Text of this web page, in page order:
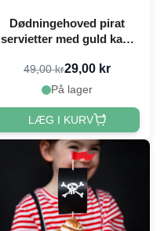
Dødningehoved pirat
servietter med guld kant
49,00 kr29,00 kr
På lager
LÆG I KURV